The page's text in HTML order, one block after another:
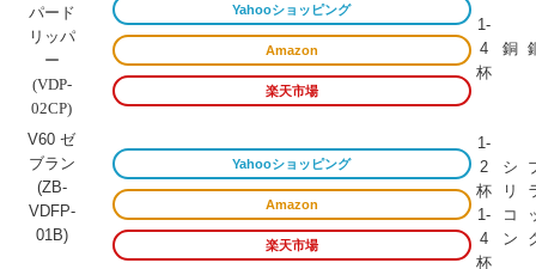
パード
リッパ
ー
(VDP-
02CP)
Yahooショッピング
Amazon
楽天市場
1-
4
杯
銅
V60 ゼ
ブラン
(ZB-
VDFP-
01B)
Yahooショッピング
Amazon
楽天市場
1-
2
杯
1-
4
杯
シ
リ
コ
ン